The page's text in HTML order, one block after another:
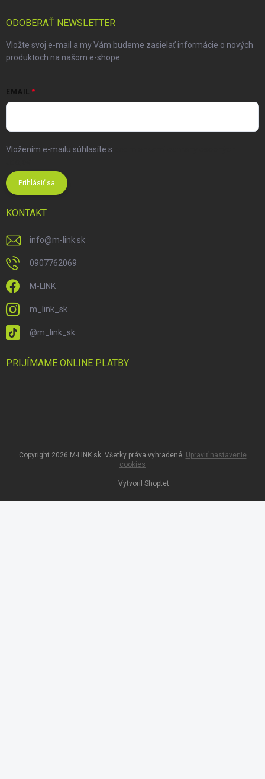
ODOBERAŤ NEWSLETTER
Vložte svoj e-mail a my Vám budeme zasielať informácie o nových
produktoch na našom e-shope.
EMAIL
Vložením e-mailu súhlasíte s
Prihlásiť sa
KONTAKT
info@m-link.sk
0907762069
M-LINK
m_link_sk
@m_link_sk
PRIJÍMAME ONLINE PLATBY
Vytvoril Shoptet
Copyright 2026 M-LINK.sk. Všetky práva vyhradené. Upraviť nastavenie
cookies